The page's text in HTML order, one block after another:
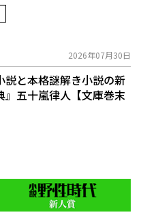
2026年07月30日
説と本格謎解き小説の新
』五十嵐律人【文庫巻末